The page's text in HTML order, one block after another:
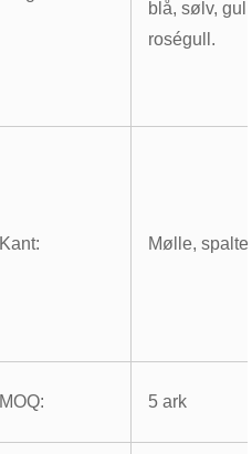
blå, sølv,
roségull.
Kant: Mølle,
MOQ: 5 ark